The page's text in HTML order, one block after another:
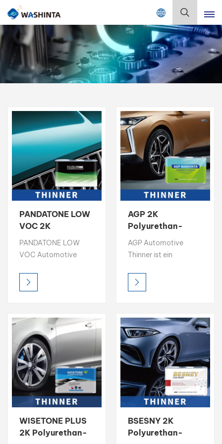
Mix Color Online
English
Français
Русский
Español
한국어
بالعربية
PANDATONE LOW
VOC 2K
Polyurethan-
Farbverdünner,
Lösungsmittelverdünner
PANDATONE LOW
VOC Automotive
hochwertiges
Lösungsmittel zur
Auftragung bei der
Autoreparaturlackierung.
Dank seiner starken
Lösekraft und seiner
100 %
lösemittelbasierten
Zusammensetzung
sorgt es für
hervorragende
Transparenz, ein
AGP 2K
Polyurethan-
Farbverdünner
Starker
AGP Automotive
Thinner ist ein
Lösungsmittel zur
Optimierung von
Autoreparaturlackierung.
Dank seiner starken
Lösekraft und seiner
100 %
lösemittelbasierten
Zusammensetzung
sorgt es für
hervorragende
Transparenz, ein
glattes Finish und eine
WISETONE PLUS
2K Polyurethan-
BSESNY 2K
Polyurethan-